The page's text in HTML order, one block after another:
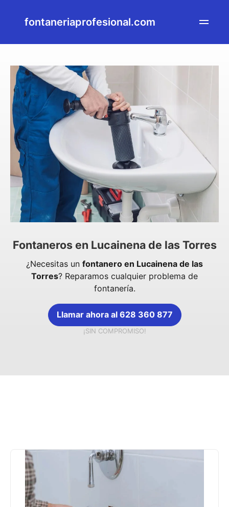
fontaneriaprofesional.com
Fontaneros en Lucainena de las Torres
¿Necesitas un fontanero en Lucainena de las
Torres? Reparamos cualquier problema de
fontanería.
Llamar ahora al 628 360 877
¡SIN COMPROMISO!